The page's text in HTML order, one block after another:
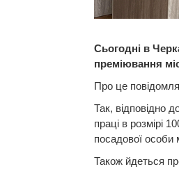
Сьогодні в
преміювання
Про це
Так, відповідно
праці в розмірі
посадової особи
Також йдеться